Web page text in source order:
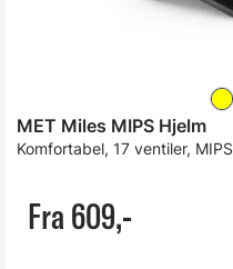
MET Miles MIPS Hjelm
Komfortabel, 17 ventiler, MIPS
Fra 609,-